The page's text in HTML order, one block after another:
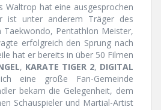
Waltrop hat eine ausgesprochen
ist unter anderem Träger des
Taekwondo, Pentathlon Meister,
erfolgreich den Sprung nach
hat er bereits in über 50 Filmen
, KARATE TIGER 2, DIGITAL
eine große Fan-Gemeinde
bekam die Gelegenheit, dem
Schauspieler und Martial-Artist